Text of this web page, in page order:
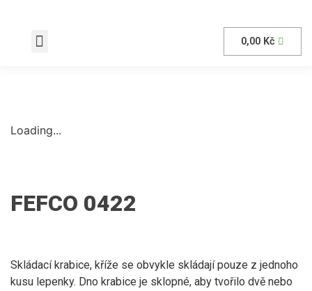
0,00 Kč
Loading...
FEFCO 0422
Skládací krabice, kříže se obvykle skládají pouze z jednoho
kusu lepenky. Dno krabice je sklopné, aby tvořilo dvě nebo